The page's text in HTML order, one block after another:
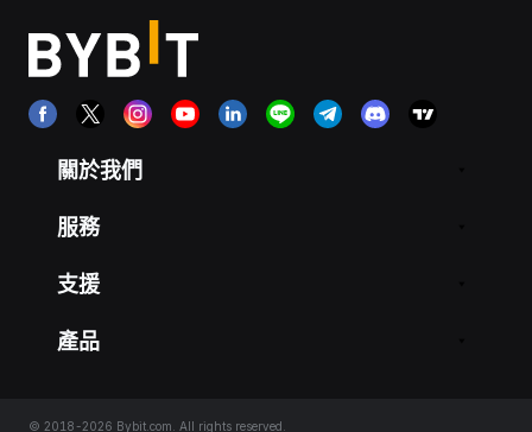
關於我們
服務
支援
產品
© 2018-2026 Bybit.com. All rights reserved.